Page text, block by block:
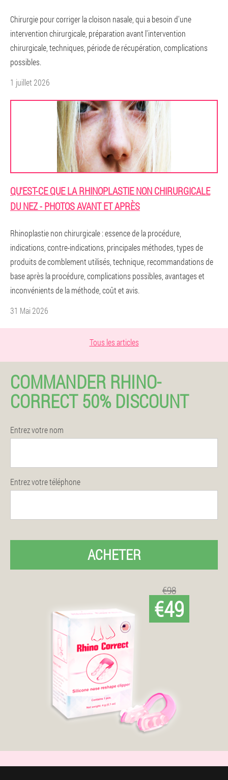
Chirurgie pour corriger la cloison nasale, qui a besoin d'une
intervention chirurgicale, préparation avant l'intervention
chirurgicale, techniques, période de récupération, complications
possibles.
1 juillet 2026
QU'EST-CE QUE LA RHINOPLASTIE NON CHIRURGICALE
DU NEZ - PHOTOS AVANT ET APRÈS
Rhinoplastie non chirurgicale : essence de la procédure,
indications, contre-indications, principales méthodes, types de
produits de comblement utilisés, technique, recommandations de
base après la procédure, complications possibles, avantages et
inconvénients de la méthode, coût et avis.
31 Mai 2026
Tous les articles
COMMANDER RHINO-
CORRECT 50% DISCOUNT
Entrez votre nom
Entrez votre téléphone
ACHETER
€98
€49